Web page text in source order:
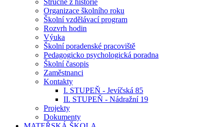
Stručně z historie
Organizace školního roku
Školní vzdělávací program
Rozvrh hodin
Výuka
Školní poradenské pracoviště
Pedagogicko psychologická poradna
Školní časopis
Zaměstnanci
Kontakty
I. STUPEŇ - Jevíčská 85
II. STUPEŇ - Nádražní 19
Projekty
Dokumenty